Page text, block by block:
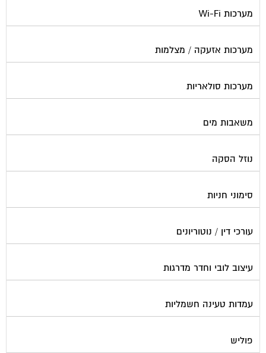
מערכות Wi-Fi
מערכות אזעקה / מצלמות
מערכות סולאריות
משאבות מים
נוזל הסקה
סימוני חניות
עורכי דין / נוטוריונים
עיצוב לובי וחדר מדרגות
עמדות טעינה חשמליות
פוליש